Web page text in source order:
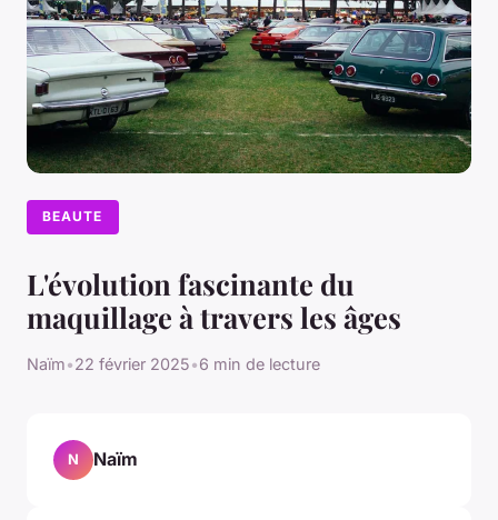
BEAUTE
L'évolution fascinante du
maquillage à travers les âges
Naïm•22 février 2025•6 min de lecture
N Naïm